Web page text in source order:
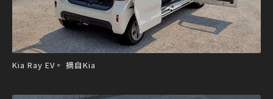
Kia Ray EV。 摘自Kia